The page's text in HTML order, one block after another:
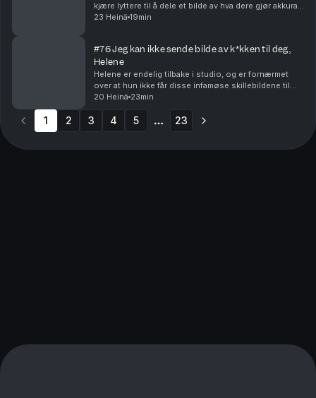
kjære lyttere til å dele et bilde av hva dere gjør akkurat
nå, når dere hører på episoden. Vi prøver å finne ut av
23 Heinä 19min
#76 Jeg kan ikke sende bilde av k*kken til deg,
Helene
Helene er endelig tilbake i studio, og er fornærmet
over at hun ikke får disse infamøse skillebildene til
Mads. Vi tømmer innboksen, og finner ut hva vi ville
amputert og tatt med oss hjem. Vi snakker...
20 Heinä 23min
1 2 3 4 5 23